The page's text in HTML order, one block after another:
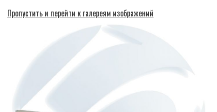
Пропустить и перейти к галереям изображений